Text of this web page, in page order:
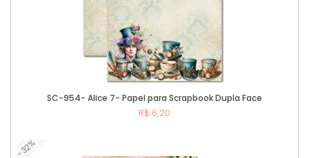
SC-954- Alice 7- Papel para Scrapbook Dupla Face
R$ 6,20
-32%